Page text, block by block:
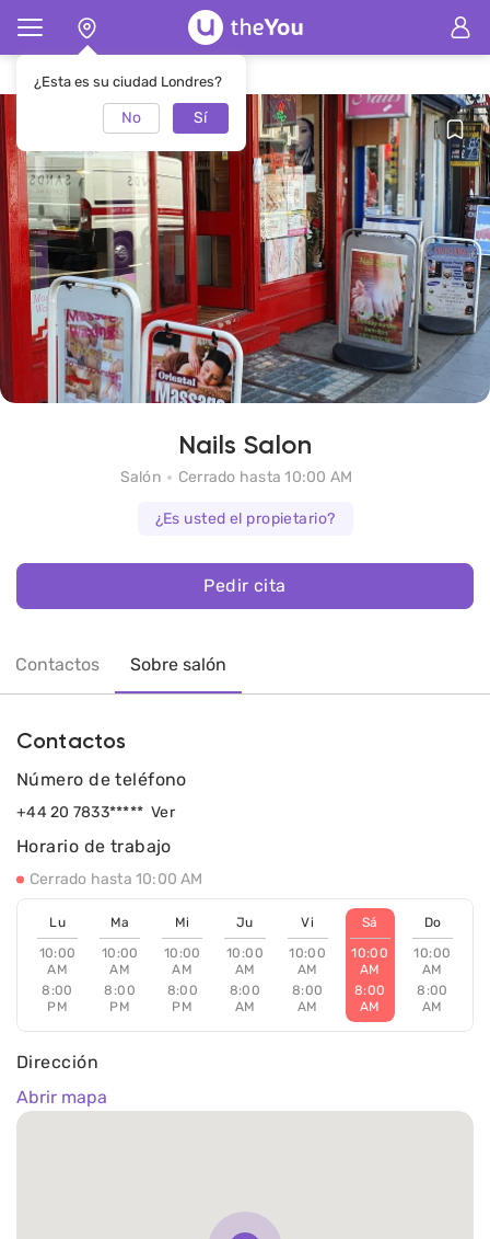
¿Esta es su ciudad Londres?
No Sí
Página de inicio SalónNails Salon
Nails Salon
Salón Cerrado hasta 10:00 AM
¿Es usted el propietario?
Pedir cita
Contactos Sobre salón
Contactos
Dirección
Abrir mapa
Horario de trabajo
Cerrado hasta 10:00 AM
Lu
10:00
AM
8:00
PM
Ma
10:00
AM
8:00
PM
Mi
10:00
AM
8:00
PM
Ju
10:00
AM
8:00
AM
Vi
10:00
AM
8:00
AM
Sá
10:00
AM
8:00
AM
Do
10:00
AM
8:00
AM
Número de teléfono
+44 20 7833***** Ver